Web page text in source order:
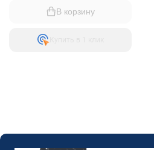
В корзину
Купить в 1 клик